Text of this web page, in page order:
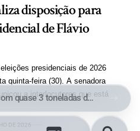
PRF intercepta carregamento com quase 3 toneladas de maconha, mais de meia tonelada de cocaína e medicamentos ilegais em MS
disposição para
de Flávio
presidenciais de 2026
quinta-feira (30). A senadora
a interlocutores que está
DE 2026